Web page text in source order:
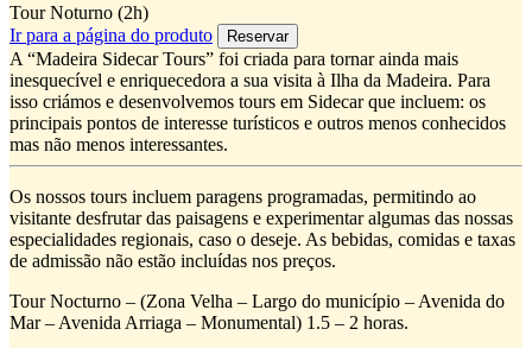
Tour Noturno (2h)
Ir para a página do produto
A “Madeira Sidecar Tours” foi criada para tornar ainda mais
inesquecível e enriquecedora a sua visita à Ilha da Madeira. Para
isso criámos e desenvolvemos tours em Sidecar que incluem: os
principais pontos de interesse turísticos e outros menos conhecidos
mas não menos interessantes.
Os nossos tours incluem paragens programadas, permitindo ao
visitante desfrutar das paisagens e experimentar algumas das nossas
especialidades regionais, caso o deseje. As bebidas, comidas e taxas
de admissão não estão incluídas nos preços.
Tour Nocturno – (Zona Velha – Largo do município – Avenida do
Mar – Avenida Arriaga – Monumental) 1.5 – 2 horas.